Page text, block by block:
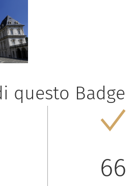
questo Badge
66